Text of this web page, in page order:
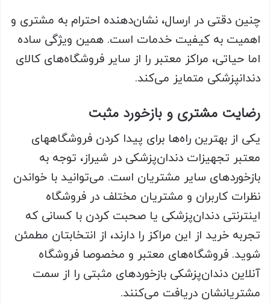
چنین دقتی در ارسال، نشان‌دهنده‌ احترام به مشتری و
اهمیت به کیفیت خدمات است. همین ویژگی ساده
اما حیاتی، مراکز معتبر را از سایر فروشگاه‌های کالای
دندانپزشکی متمایز می‌کند.
رضایت مشتری و بازخورد مثبت
یکی از بهترین راه‌ها برای پیدا کردن فروشگاههای
معتبر تجهیزات دندان‌پزشکی در شیراز، توجه به
بازخوردهای سایر مشتریان است. می‌توانید با خواندن
نظرات کاربران و مشتریان مختلف در فروشگاه
اینترنتی دندان‌پزشکی یا صحبت کردن با کسانی که
تجربه خرید از این مراکز را دارند، از انتخابتان مطمئن
شوید. فروشگاه‌های معتبر و مخصوصا فروشگاه‌
آنلاین دندان‌پزشکی بازخوردهای مثبتی را از سمت
مشتریانشان دریافت می‌کنند.